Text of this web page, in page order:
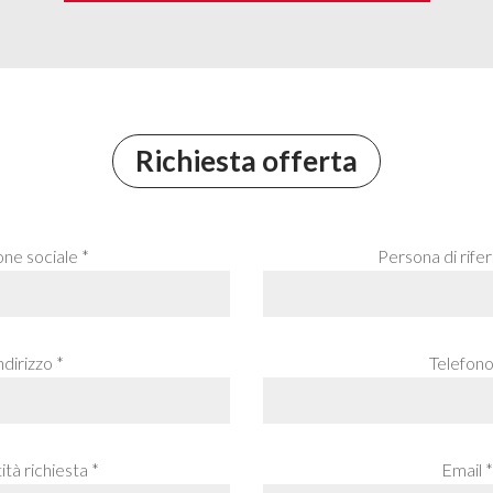
Richiesta offerta
sociale * Persona di
*
richiesta * Email *